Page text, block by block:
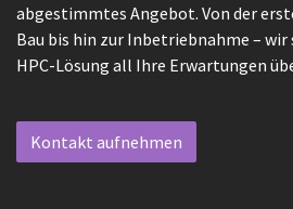
abgestimmtes Angebot. Von der
Bau bis hin zur Inbetriebnahme – wir
HPC-Lösung all Ihre Erwartungen
Kontakt aufnehmen